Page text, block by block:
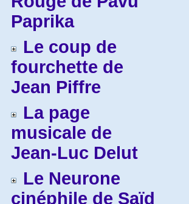
Paprika
Le coup de
fourchette de
Jean Piffre
La page
musicale de
Jean-Luc Delut
Le Neurone
cinéphile de Saïd